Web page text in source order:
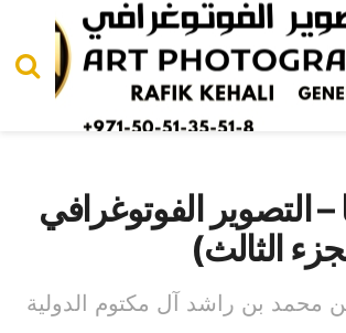
– التصوير الفوتوغرافي
الثالث)
محمد بن راشد آل مكتوم الدولية